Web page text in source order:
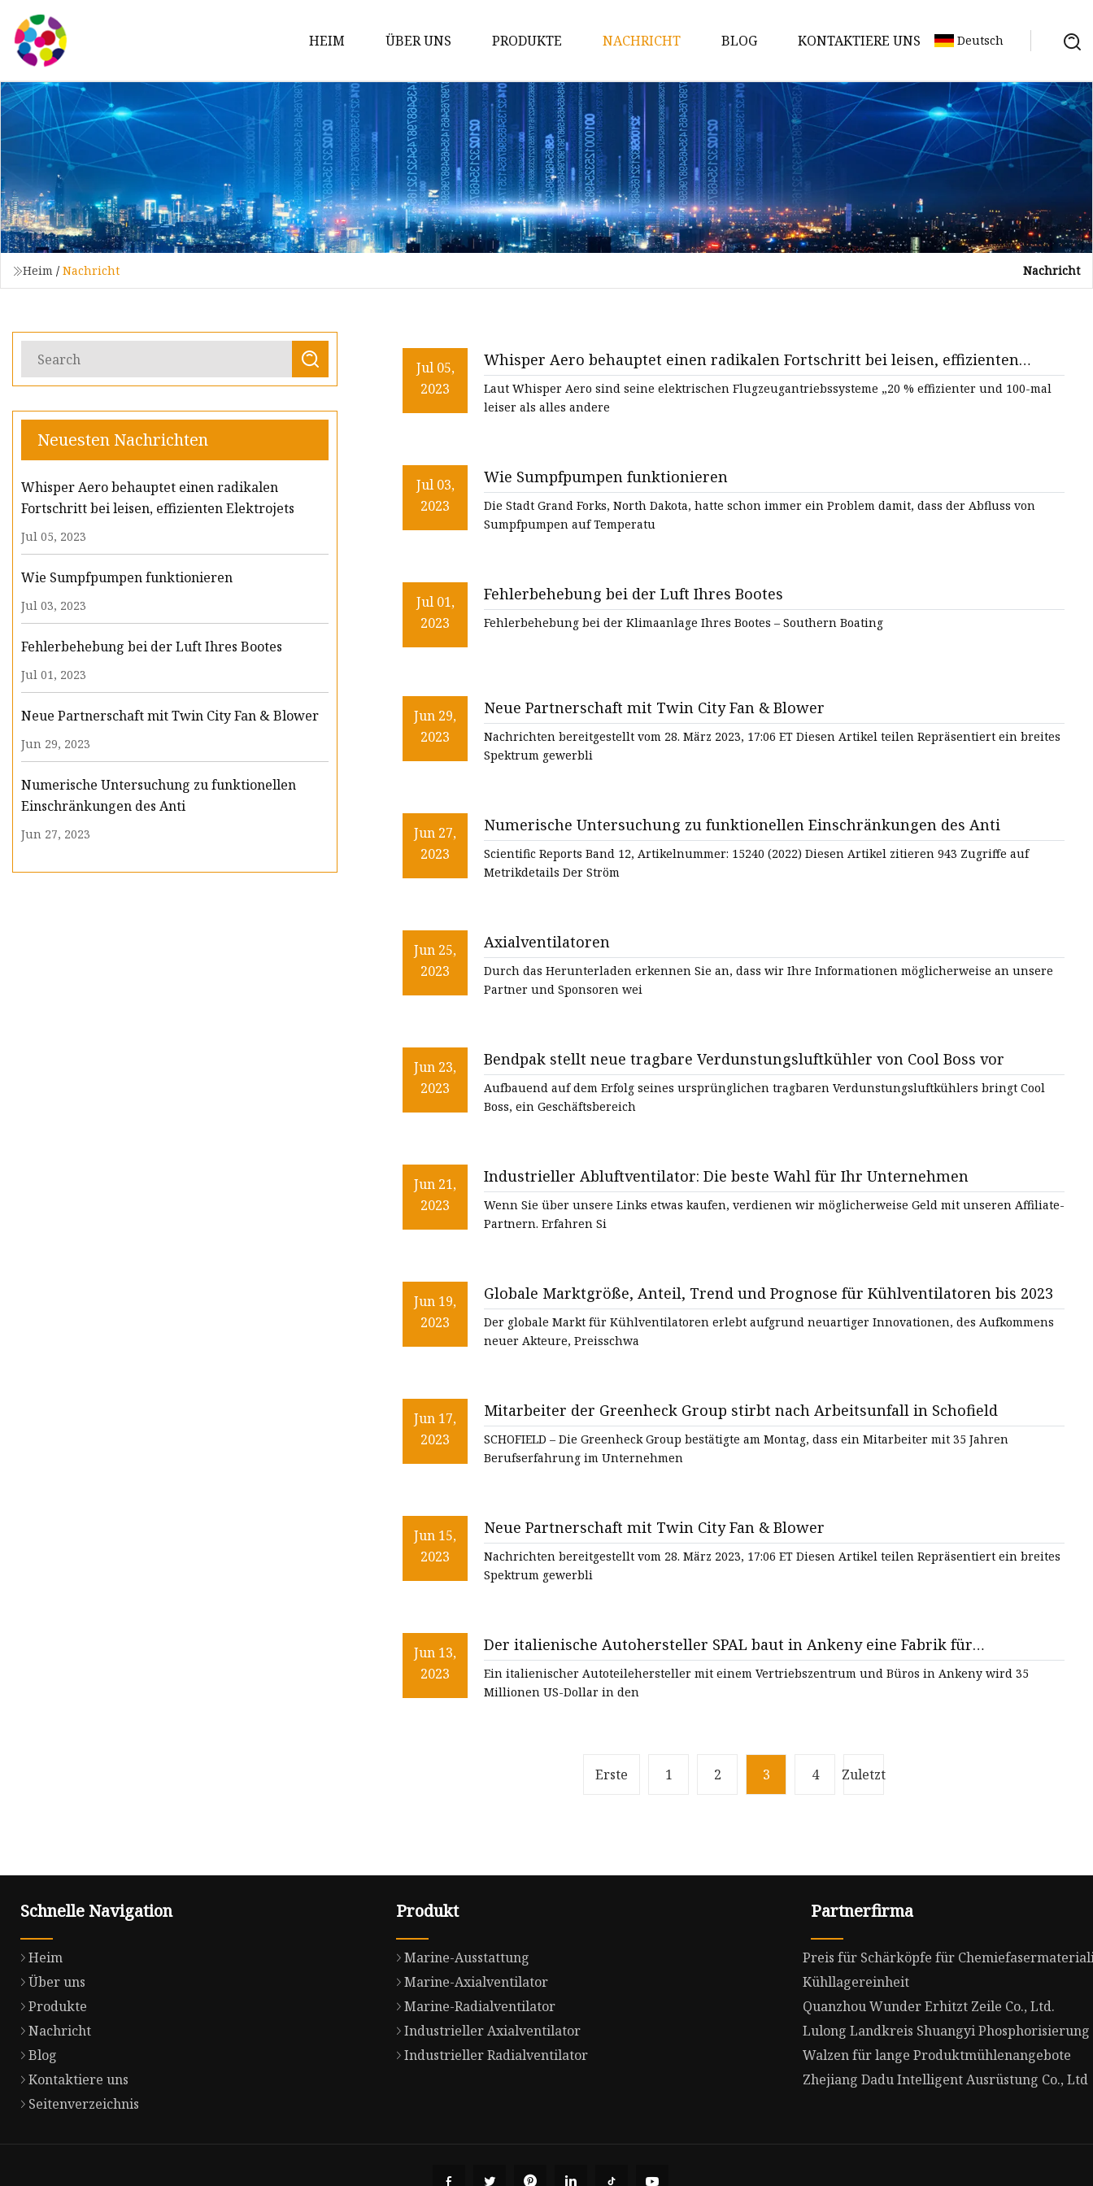
HEIM ÜBER UNS PRODUKTE
Marine-Ausstattung
Marine-Axialventilator
Marine-Radialventilator
Industrieller Axialventilator
Industrieller Radialventilator
NACHRICHT BLOG KONTAKTIERE UNS Deutsch
Heim / Nachricht Nachricht
Neuesten Nachrichten
Whisper Aero behauptet einen radikalen
Fortschritt bei leisen, effizienten Elektrojets
Jul 05, 2023
Wie Sumpfpumpen funktionieren
Jul 03, 2023
Fehlerbehebung bei der Luft Ihres Bootes
Jul 01, 2023
Neue Partnerschaft mit Twin City Fan & Blower
Jun 29, 2023
Numerische Untersuchung zu funktionellen
Einschränkungen des Anti
Jun 27, 2023
Jul 05,
2023
Whisper Aero behauptet einen radikalen Fortschritt bei leisen, effizienten
Elektrojets
Laut Whisper Aero sind seine elektrischen Flugzeugantriebssysteme „20 % effizienter und 100-mal
leiser als alles andere
Jul 03,
2023
Wie Sumpfpumpen funktionieren
Die Stadt Grand Forks, North Dakota, hatte schon immer ein Problem damit, dass der Abfluss von
Sumpfpumpen auf Temperatu
Jul 01,
2023
Fehlerbehebung bei der Luft Ihres Bootes
Fehlerbehebung bei der Klimaanlage Ihres Bootes – Southern Boating
Jun 29,
2023
Neue Partnerschaft mit Twin City Fan & Blower
Nachrichten bereitgestellt vom 28. März 2023, 17:06 ET Diesen Artikel teilen Repräsentiert ein breites
Spektrum gewerbli
Jun 27,
2023
Numerische Untersuchung zu funktionellen Einschränkungen des Anti
Scientific Reports Band 12, Artikelnummer: 15240 (2022) Diesen Artikel zitieren 943 Zugriffe auf
Metrikdetails Der Ström
Jun 25,
2023
Axialventilatoren
Durch das Herunterladen erkennen Sie an, dass wir Ihre Informationen möglicherweise an unsere
Partner und Sponsoren wei
Jun 23,
2023
Bendpak stellt neue tragbare Verdunstungsluftkühler von Cool Boss vor
Aufbauend auf dem Erfolg seines ursprünglichen tragbaren Verdunstungsluftkühlers bringt Cool
Boss, ein Geschäftsbereich
Jun 21,
2023
Industrieller Abluftventilator: Die beste Wahl für Ihr Unternehmen
Wenn Sie über unsere Links etwas kaufen, verdienen wir möglicherweise Geld mit unseren Affiliate-
Partnern. Erfahren Si
Jun 19,
2023
Globale Marktgröße, Anteil, Trend und Prognose für Kühlventilatoren bis 2023
Der globale Markt für Kühlventilatoren erlebt aufgrund neuartiger Innovationen, des Aufkommens
neuer Akteure, Preisschwa
Jun 17,
2023
Mitarbeiter der Greenheck Group stirbt nach Arbeitsunfall in Schofield
SCHOFIELD – Die Greenheck Group bestätigte am Montag, dass ein Mitarbeiter mit 35 Jahren
Berufserfahrung im Unternehmen
Jun 15,
2023
Neue Partnerschaft mit Twin City Fan & Blower
Nachrichten bereitgestellt vom 28. März 2023, 17:06 ET Diesen Artikel teilen Repräsentiert ein breites
Spektrum gewerbli
Jun 13,
2023
Der italienische Autohersteller SPAL baut in Ankeny eine Fabrik für
Elektrofahrzeug-Lüfter
Ein italienischer Autoteilehersteller mit einem Vertriebszentrum und Büros in Ankeny wird 35
Millionen US-Dollar in den
Erste 1 2 3 4 Zuletzt
Schnelle Navigation
Heim
Über uns
Produkte
Nachricht
Blog
Kontaktiere uns
Seitenverzeichnis
Produkt
Marine-Ausstattung
Marine-Axialventilator
Marine-Radialventilator
Industrieller Axialventilator
Industrieller Radialventilator
Partnerfirma
Preis für Schärköpfe für
Kühllagereinheit
Quanzhou Wunder Erhitzt Zeile Co., Ltd.
Lulong Landkreis Shuangyi Phosphorisierung
Walzen für lange Produktmühlenangebote
Zhejiang Dadu Intelligent Ausrüstung Co., Ltd